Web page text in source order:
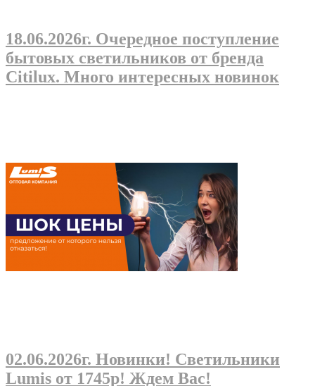
18.06.2026г. Очередное поступление
бытовых светильников от бренда
Citilux. Много интересных новинок
02.06.2026г. Новинки! Светильники
Lumis от 1745р! Ждем Вас!